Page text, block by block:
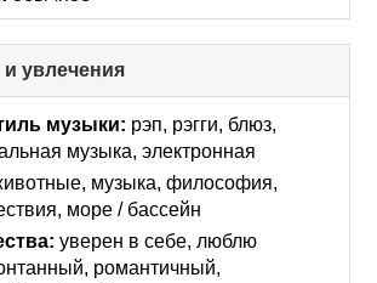
и увлечения
to
collapse
contents
музыки: рэп, рэгги, блюз,
музыка, электронная
музыка, философия,
море / бассейн
уверен в себе, люблю
романтичный,